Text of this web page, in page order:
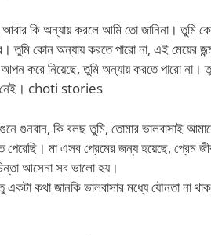
আবার কি অন্যায় করলে আমি তো জানিনা। তুমি
তুমি কোন অন্যায় করতে পারো না, এই মেয়ের
করে নিয়েছে, তুমি অন্যায় করতে পারো না।
নেই। choti stories
গুনবান, কি বলছ তুমি, তোমার ভালবাসাই
মা এসব প্রেমের জন্য হয়েছে, প্রেম
আসেনা সব ভালো হয়।
একটা কথা জানকি ভালবাসার মধ্যে যৌনতা না